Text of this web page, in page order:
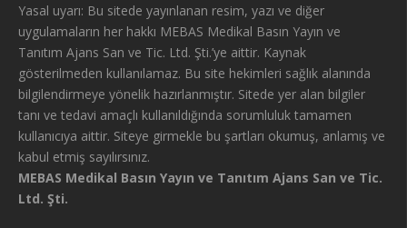
Yasal uyarı: Bu sitede yayınlanan resim, yazı ve diğer
uygulamaların her hakkı MEBAS Medikal Basın Yayın ve
Tanıtım Ajans San ve Tic. Ltd. Şti.’ye aittir. Kaynak
gösterilmeden kullanılamaz. Bu site hekimleri sağlık alanında
bilgilendirmeye yönelik hazırlanmıştır. Sitede yer alan bilgiler
tanı ve tedavi amaçlı kullanıldığında sorumluluk tamamen
kullanıcıya aittir. Siteye girmekle bu şartları okumuş, anlamış ve
kabul etmiş sayılırsınız.
MEBAS Medikal Basın Yayın ve Tanıtım Ajans San ve Tic.
Ltd. Şti.